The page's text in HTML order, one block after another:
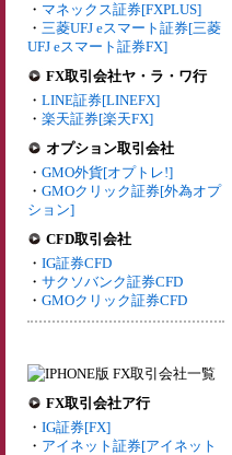
・ マネックス証券[FXPLUS]
・ 三菱UFJ eスマート証券[三菱
UFJ eスマート証券FX]
FX取引会社ヤ・ラ・ワ行
・ LINE証券[LINEFX]
・ 楽天証券[楽天FX]
オプション取引会社
・ GMO外貨[オプトレ!]
・ GMOクリック証券[外為オプ
ション]
CFD取引会社
・ IG証券CFD
・ サクソバンク証券CFD
・ GMOクリック証券CFD
FX取引会社ア行
・ IG証券[FX]
・ アイネット証券[アイネット